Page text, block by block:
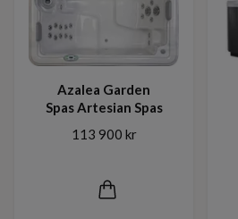
Azalea Garden
Spas Artesian Spas
113 900 kr